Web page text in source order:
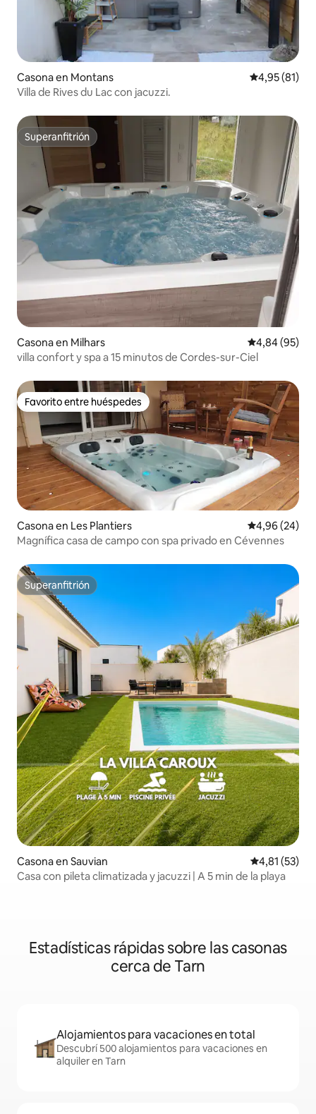
Casona en Montans Calificación
4,95 (81)
Villa de Rives du Lac con jacuzzi.
Superanfitrión
Superanfitrión
Casona en Milhars Calificación
4,84 (95)
villa confort y spa a 15 minutos de Cordes-sur-Ciel
Favorito entre huéspedes
Favorito entre huéspedes
Casona en Les Plantiers Calificación
4,96 (24)
Magnífica casa de campo con spa privado en Cévennes
Superanfitrión
Superanfitrión
Casona en Sauvian Calificación
4,81 (53)
Casa con pileta climatizada y jacuzzi | A 5 min de la playa
Estadísticas rápidas sobre las casonas
cerca de Tarn
Alojamientos para vacaciones en total
Descubrí 500 alojamientos para vacaciones en
alquiler en Tarn